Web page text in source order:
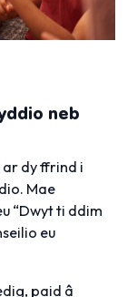
neb
ar dy ffrind i
Mae
“Dwyt ti ddim
eu
paid â